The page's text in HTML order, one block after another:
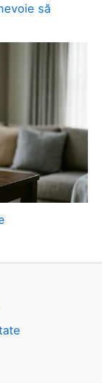
să